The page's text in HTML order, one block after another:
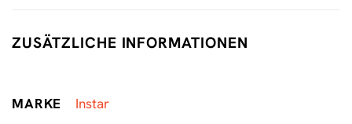
ZUSÄTZLICHE INFORMATIONEN
MARKE Instar